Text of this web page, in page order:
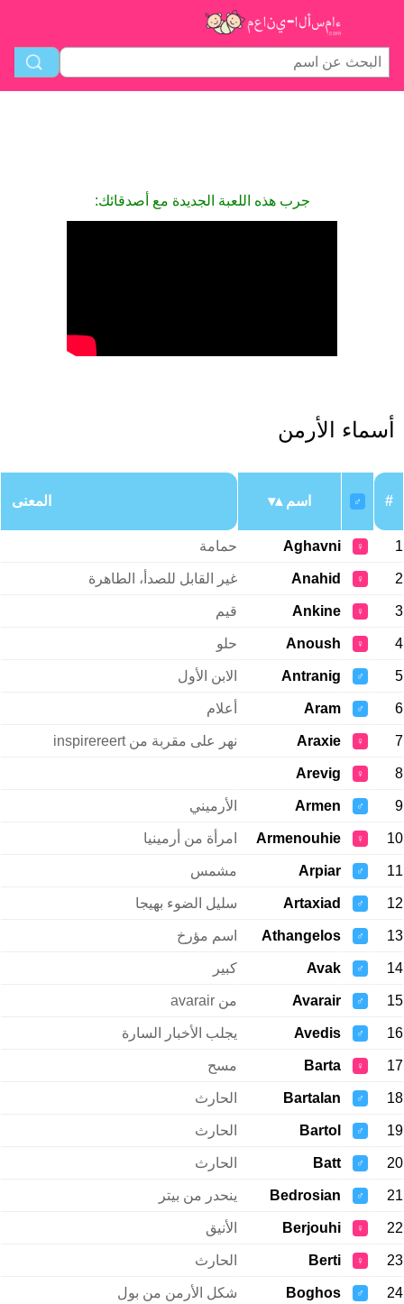
جرب هذه اللعبة الجديدة مع أصدقائك:
أسماء الأرمن
#
♂ اسم المعنى
1
♀
Aghavni حمامة
2
♀
Anahid غير القابل للصدأ، الطاهرة
3
♀
Ankine قيم
4
♀
Anoush حلو
5
♂
Antranig الابن الأول
6
♂
Aram أعلام
7
♀
Araxie نهر على مقربة من inspirereert
8
♀
Arevig
9
♂
Armen الأرميني
10
♀
Armenouhie امرأة من أرمينيا
11
♂
Arpiar مشمس
12
♂
Artaxiad سليل الضوء بهيجا
13
♂
Athangelos اسم مؤرخ
14
♂
Avak كبير
15
♂
Avarair من avarair
16
♂
Avedis يجلب الأخبار السارة
17
♀
Barta مسح
18
♂
Bartalan الحارث
19
♂
Bartol الحارث
20
♂
Batt الحارث
21
♂
Bedrosian ينحدر من بيتر
22
♀
Berjouhi الأنيق
23
♀
Berti الحارث
24
♂
Boghos شكل الأرمن من بول